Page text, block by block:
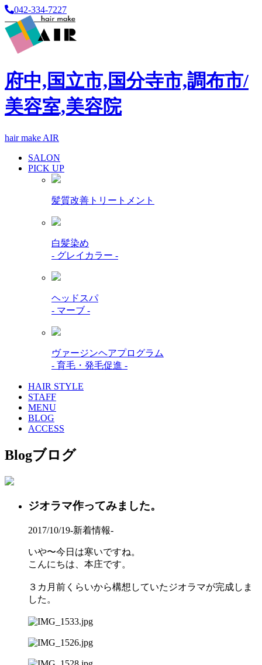
042-334-7227
府中,国立市,国分寺市,調布市/
美容室,美容院
hair make AIR
SALON
PICK UP
髪質改善トリートメント
白髪染め
- グレイカラー -
ヘッドスパ
- マーブ -
ヴァージンヘアプログラム
- 育毛・発毛促進 -
HAIR STYLE
STAFF
MENU
BLOG
ACCESS
Blogブログ
ジオラマ作ってみました。
2017/10/19-新着情報-
いや〜今日は寒いですね。
こんにちは、本庄です。
３カ月前くらいから構想していたジオラマが完成しま
した。